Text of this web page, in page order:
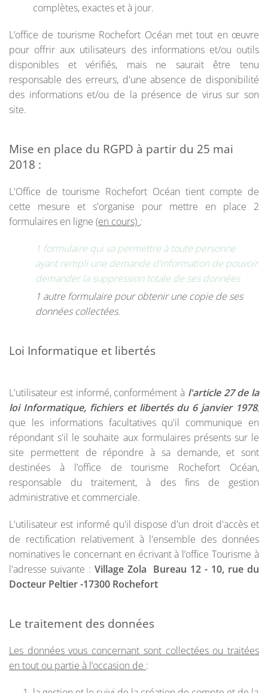
complètes, exactes et à jour.
L’office de tourisme Rochefort Océan met tout en œuvre
pour offrir aux utilisateurs des informations et/ou outils
disponibles et vérifiés, mais ne saurait être tenu
responsable des erreurs, d'une absence de disponibilité
des informations et/ou de la présence de virus sur son
site.
Mise en place du RGPD à partir du 25 mai
2018 :
L'Office de tourisme Rochefort Océan tient compte de
cette mesure et s'organise pour mettre en place 2
formulaires en ligne (en cours) ;
1 formulaire qui va permettre à toute personne
ayant rempli une demande d'information de pouvoir
demander la suppression totale de ses données
1 autre formulaire pour obtenir une copie de ses
données collectées.
Loi Informatique et libertés
L'utilisateur est informé, conformément à l'article 27 de la
loi Informatique, fichiers et libertés du 6 janvier 1978,
que les informations facultatives qu'il communique en
répondant s'il le souhaite aux formulaires présents sur le
site permettent de répondre à sa demande, et sont
destinées à l’office de tourisme Rochefort Océan,
responsable du traitement, à des fins de gestion
administrative et commerciale.
L'utilisateur est informé qu'il dispose d'un droit d'accès et
de rectification relativement à l'ensemble des données
nominatives le concernant en écrivant à l’office Tourisme à
l'adresse suivante : Village Zola Bureau 12 - 10, rue du
Docteur Peltier -17300 Rochefort
Le traitement des données
Les données vous concernant sont collectées ou traitées
en tout ou partie à l’occasion de :